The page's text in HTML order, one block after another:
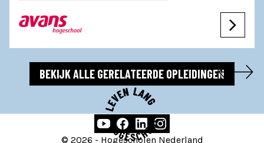
BEKIJK ALLE GERELATEERDE OPLEIDINGEN
© 2026 - Hogescholen Nederland
Socials: